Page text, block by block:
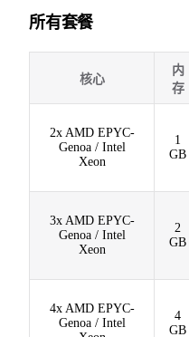
所有套餐
核心
内
存
2x AMD EPYC-
Genoa / Intel
Xeon
1
GB
3x AMD EPYC-
Genoa / Intel
Xeon
2
GB
4x AMD EPYC-
Genoa / Intel
4
GB